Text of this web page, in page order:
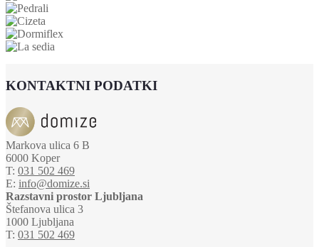
KONTAKTNI PODATKI
Markova ulica 6 B
6000 Koper
T: 031 502 469
E: info@domize.si
Razstavni prostor Ljubljana
Štefanova ulica 3
1000 Ljubljana
T: 031 502 469